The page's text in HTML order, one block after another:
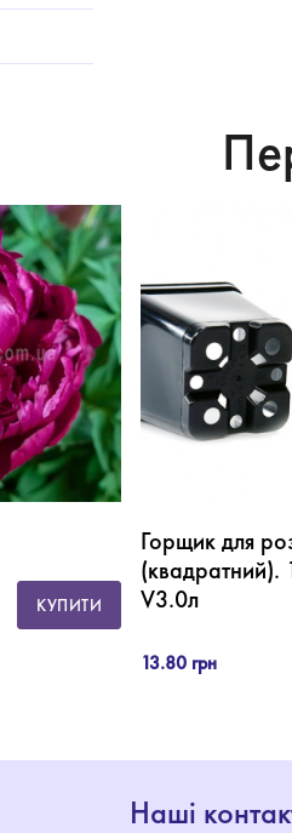
КУПИТИ
Горщик для
V3.0л
13.80 грн
Наші